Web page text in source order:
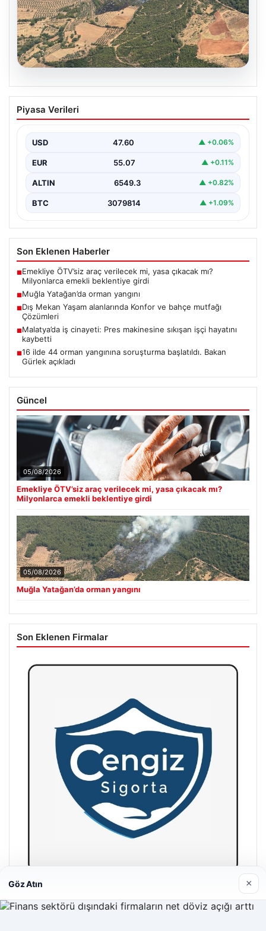
Muğla Yatağan’da orman yangını
Piyasa Verileri
USD 47.60 ▲ +0.06%
EUR 55.07 ▲ +0.11%
ALTIN 6549.3 ▲ +0.82%
BTC 3079814 ▲ +1.09%
Son Eklenen Haberler
■Emekliye ÖTV’siz araç verilecek mi, yasa çıkacak mı?
Milyonlarca emekli beklentiye girdi
■Muğla Yatağan’da orman yangını
■Dış Mekan Yaşam alanlarında Konfor ve bahçe mutfağı
Çözümleri
■Malatya’da iş cinayeti: Pres makinesine sıkışan işçi hayatını
kaybetti
■16 ilde 44 orman yangınına soruşturma başlatıldı. Bakan
Gürlek açıkladı
Güncel
05/08/2026
Emekliye ÖTV’siz araç verilecek mi, yasa çıkacak mı?
Milyonlarca emekli beklentiye girdi
05/08/2026
Muğla Yatağan’da orman yangını
Son Eklenen Firmalar
Hastaş Beton
26/05/2026
Göz Atın ×